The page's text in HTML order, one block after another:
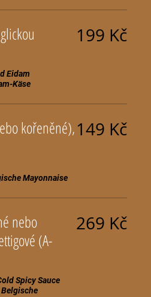
Eidam
199 Kč
kořeněné),149 Kč
nebo
(A-
Spicy Sauce
269 Kč